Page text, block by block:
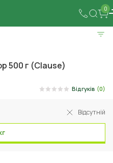
0
500 г (Clause)
Відгуків (0)
Відсутній